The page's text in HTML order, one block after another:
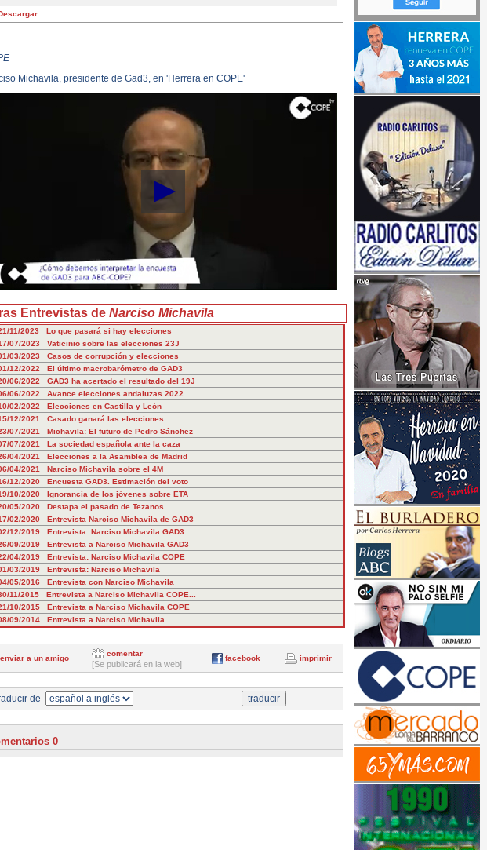
Michavila, presidente de Gad3, en 'Herrera en COPE'
Entrevistas de Narciso Michavila
11/2023 Lo que pasará si hay elecciones
07/2023 Vaticinio sobre las elecciones 23J
03/2023 Casos de corrupción y elecciones
12/2022 El último macrobarómetro de GAD3
06/2022 GAD3 ha acertado el resultado del 19J
06/2022 Avance elecciones andaluzas 2022
02/2022 Elecciones en Castilla y León
12/2021 Casado ganará las elecciones
07/2021 Michavila: El futuro de Pedro Sánchez
07/2021 La sociedad española ante la caza
04/2021 Elecciones a la Asamblea de Madrid
04/2021 Narciso Michavila sobre el 4M
12/2020 Encuesta GAD3. Estimación del voto
10/2020 Ignorancia de los jóvenes sobre ETA
05/2020 Destapa el pasado de Tezanos
02/2020 Entrevista Narciso Michavila de GAD3
12/2019 Entrevista: Narciso Michavila GAD3
09/2019 Entrevista a Narciso Michavila GAD3
04/2019 Entrevista: Narciso Michavila COPE
03/2019 Entrevista: Narciso Michavila
05/2016 Entrevista con Narciso Michavila
11/2015 Entrevista a Narciso Michavila COPE...
10/2015 Entrevista a Narciso Michavila COPE
09/2014 Entrevista a Narciso Michavila
enviar a un amigo
comentar
[Se publicará en la web]
facebook imprimir
de
0